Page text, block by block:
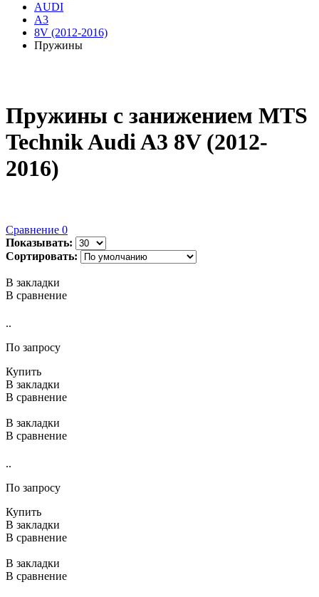
AUDI
A3
8V (2012-2016)
Пружины
Пружины с занижением MTS
Technik Audi A3 8V (2012-
2016)
Сравнение 0
Показывать:
Сортировать:
В закладки
В сравнение
..
По запросу
Купить
В закладки
В сравнение
В закладки
В сравнение
..
По запросу
Купить
В закладки
В сравнение
В закладки
В сравнение